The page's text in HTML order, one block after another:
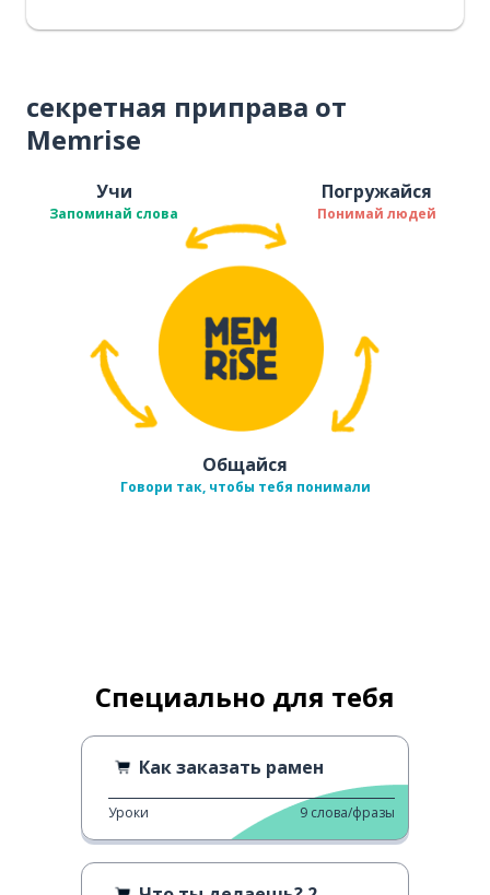
секретная приправа от
Memrise
Учи
Запоминай слова
Погружайся
Понимай людей
Общайся
Говори так, чтобы тебя понимали
Специально для тебя
Как заказать рамен
Уроки 9 слова/фразы